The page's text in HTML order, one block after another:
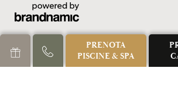
PRENOTA
PISCINE & SPA